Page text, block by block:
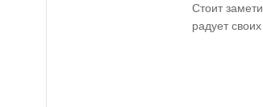
Стоит
радует